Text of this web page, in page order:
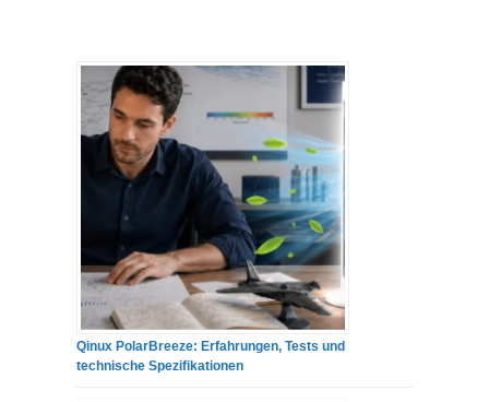
Qinux PolarBreeze: Erfahrungen, Tests und
technische Spezifikationen